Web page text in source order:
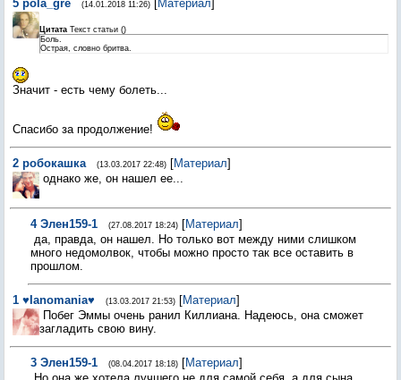
5 pola_gre (14.01.2018 11:26) [Материал]
Цитата Текст статьи ()
Боль.
Острая, словно бритва.
Значит - есть чему болеть...
Спасибо за продолжение!
2 робокашка (13.03.2017 22:48) [Материал]
однако же, он нашел ее...
4 Элен159-1 (27.08.2017 18:24) [Материал]
да, правда, он нашел. Но только вот между ними слишком
много недомолвок, чтобы можно просто так все оставить в
прошлом.
1 ♥Ianomania♥ (13.03.2017 21:53) [Материал]
Побег Эммы очень ранил Киллиана. Надеюсь, она сможет
загладить свою вину.
3 Элен159-1 (08.04.2017 18:18) [Материал]